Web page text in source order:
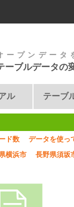
ープンデータ
ーブルデータの
ル テーブ
ド数 データを使っ
横浜市 長野県須坂